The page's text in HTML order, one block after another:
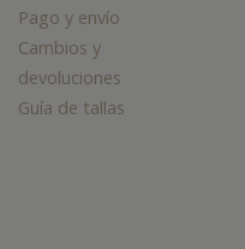
Pago y envío
Cambios y
devoluciones
Guía de tallas